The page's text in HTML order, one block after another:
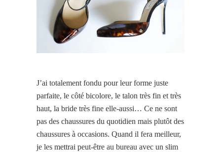
J’ai totalement fondu pour leur forme juste
parfaite, le côté bicolore, le talon très fin et très
haut, la bride très fine elle-aussi… Ce ne sont
pas des chaussures du quotidien mais plutôt des
chaussures à occasions. Quand il fera meilleur,
je les mettrai peut-être au bureau avec un slim